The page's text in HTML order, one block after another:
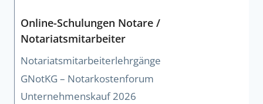
Online-Schulungen Notare /
Notariatsmitarbeiter
Notariatsmitarbeiterlehrgänge
GNotKG – Notarkostenforum
Unternehmenskauf 2026